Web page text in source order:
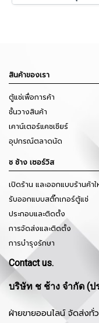
สินค้าของเรา
ตู้แช่เพื่อการค้า
ชั้นวางสินค้า
เคาน์เตอร์แคชเชียร์
อุปกรณ์ตลาดนัด
ช ช้าง เซอร์วิส
เปิดร้าน และออกแบบร้านค้าใ
รับออกแบบสติ๊กเกอร์ตู้แช่
ประกอบและติดตั้ง
การจัดส่งและติดตั้ง
การบำรุงรักษา
Contact us.
บริษัท ช ช้าง จำกัด (ป
ฝ่ายขายออนไลน์ จัดส่งทั่ว